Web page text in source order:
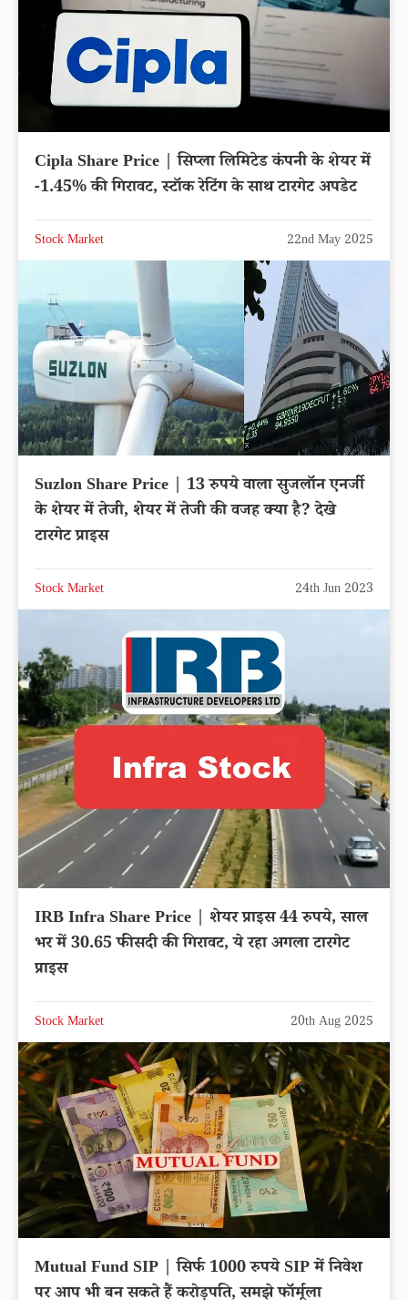
Cipla Share Price | सिप्ला लिमिटेड कंपनी के शेयर में
-1.45% की गिरावट, स्टॉक रेटिंग के साथ टारगेट अपडेट
Stock Market 22nd May 2025
Suzlon Share Price | 13 रुपये वाला सुजलॉन एनर्जी
के शेयर में तेजी, शेयर में तेजी की वजह क्या है? देखे
टारगेट प्राइस
Stock Market 24th Jun 2023
IRB Infra Share Price | शेयर प्राइस 44 रुपये, साल
भर में 30.65 फीसदी की गिरावट, ये रहा अगला टारगेट
प्राइस
Stock Market 20th Aug 2025
Mutual Fund SIP | सिर्फ 1000 रुपये SIP में निवेश
पर आप भी बन सकते हैं करोड़पति, समझे फॉर्मूला